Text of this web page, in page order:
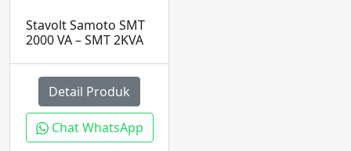
Stavolt Samoto SMT
2000 VA – SMT 2KVA
Detail Produk
Chat WhatsApp